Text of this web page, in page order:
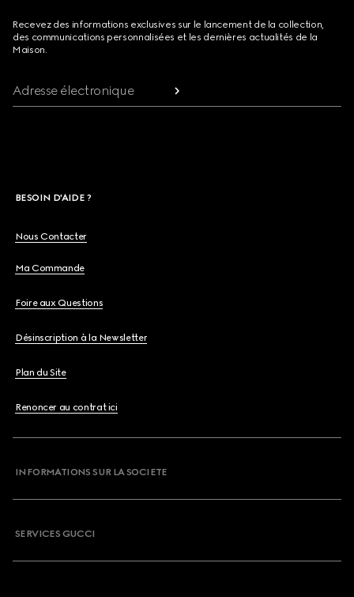
Recevez des informations exclusives sur le lancement de la collection,
des communications personnalisées et les dernières actualités de la
Maison.
Adresse électronique
BESOIN D'AIDE ?
Nous Contacter
Ma Commande
Foire aux Questions
Désinscription à la Newsletter
Plan du Site
Renoncer au contrat ici
INFORMATIONS SUR LA SOCIETE
SERVICES GUCCI